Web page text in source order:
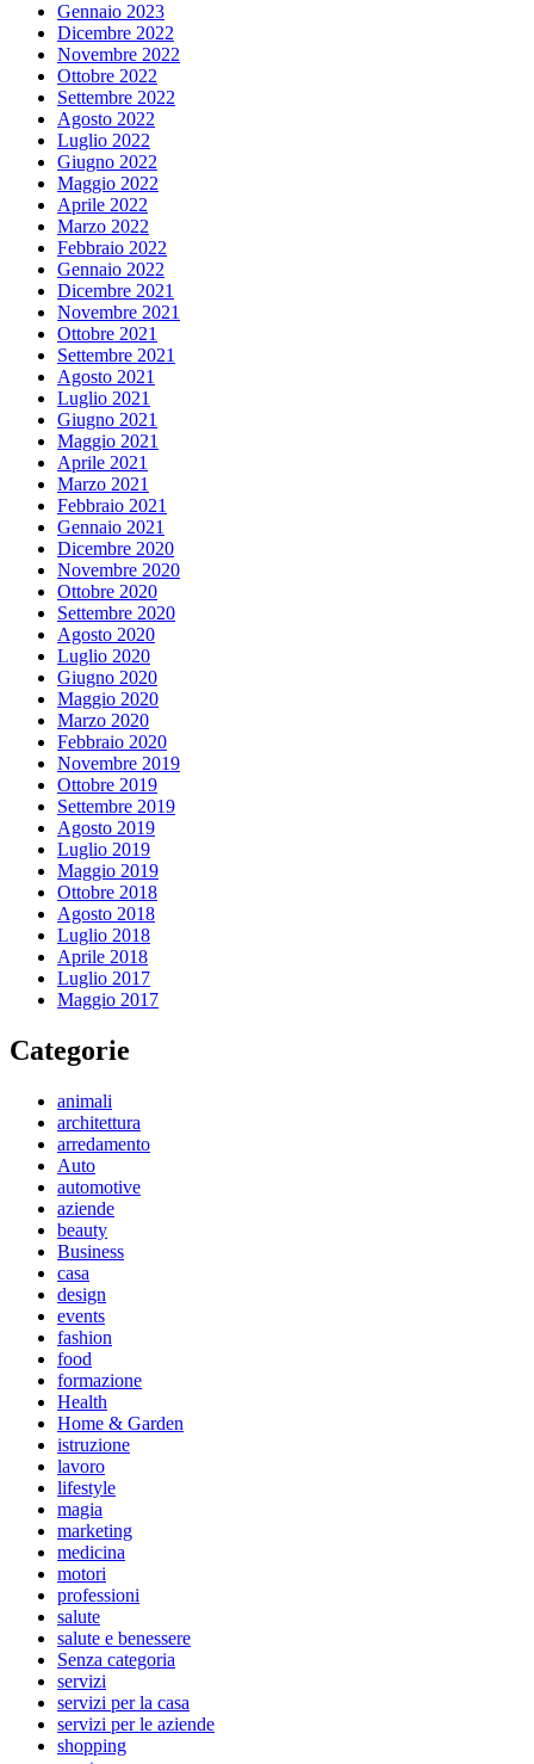
Gennaio 2023
Dicembre 2022
Novembre 2022
Ottobre 2022
Settembre 2022
Agosto 2022
Luglio 2022
Giugno 2022
Maggio 2022
Aprile 2022
Marzo 2022
Febbraio 2022
Gennaio 2022
Dicembre 2021
Novembre 2021
Ottobre 2021
Settembre 2021
Agosto 2021
Luglio 2021
Giugno 2021
Maggio 2021
Aprile 2021
Marzo 2021
Febbraio 2021
Gennaio 2021
Dicembre 2020
Novembre 2020
Ottobre 2020
Settembre 2020
Agosto 2020
Luglio 2020
Giugno 2020
Maggio 2020
Marzo 2020
Febbraio 2020
Novembre 2019
Ottobre 2019
Settembre 2019
Agosto 2019
Luglio 2019
Maggio 2019
Ottobre 2018
Agosto 2018
Luglio 2018
Aprile 2018
Luglio 2017
Maggio 2017
Categorie
animali
architettura
arredamento
Auto
automotive
aziende
beauty
Business
casa
design
events
fashion
food
formazione
Health
Home & Garden
istruzione
lavoro
lifestyle
magia
marketing
medicina
motori
professioni
salute
salute e benessere
Senza categoria
servizi
servizi per la casa
servizi per le aziende
shopping